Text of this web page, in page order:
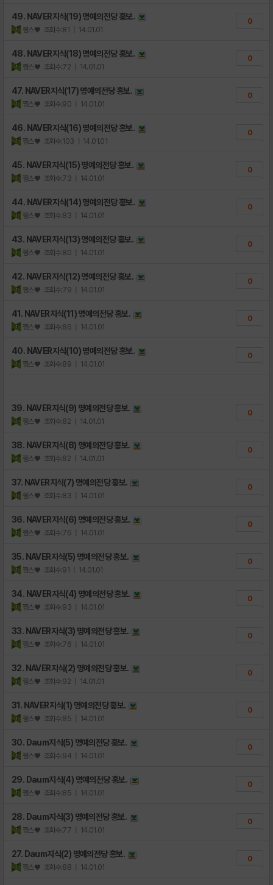
49. NAVER지식(19) 명예의전당 홍보.
쩡스♥ 조회수:81 | 14.01.01
0
48. NAVER지식(18) 명예의전당 홍보.
쩡스♥ 조회수:72 | 14.01.01
0
47. NAVER지식(17) 명예의전당 홍보.
쩡스♥ 조회수:90 | 14.01.01
0
46. NAVER지식(16) 명예의전당 홍보.
쩡스♥ 조회수:103 | 14.01.01
0
45. NAVER지식(15) 명예의전당 홍보.
쩡스♥ 조회수:73 | 14.01.01
0
44. NAVER지식(14) 명예의전당 홍보.
쩡스♥ 조회수:83 | 14.01.01
0
43. NAVER지식(13) 명예의전당 홍보.
쩡스♥ 조회수:80 | 14.01.01
0
42. NAVER지식(12) 명예의전당 홍보.
쩡스♥ 조회수:79 | 14.01.01
0
41. NAVER지식(11) 명예의전당 홍보.
쩡스♥ 조회수:86 | 14.01.01
0
40. NAVER지식(10) 명예의전당 홍보.
쩡스♥ 조회수:89 | 14.01.01
0
39. NAVER지식(9) 명예의전당 홍보.
쩡스♥ 조회수:82 | 14.01.01
0
38. NAVER지식(8) 명예의전당 홍보.
쩡스♥ 조회수:82 | 14.01.01
0
37. NAVER지식(7) 명예의전당 홍보.
쩡스♥ 조회수:83 | 14.01.01
0
36. NAVER지식(6) 명예의전당 홍보.
쩡스♥ 조회수:76 | 14.01.01
0
35. NAVER지식(5) 명예의전당 홍보.
쩡스♥ 조회수:91 | 14.01.01
0
34. NAVER지식(4) 명예의전당 홍보.
쩡스♥ 조회수:93 | 14.01.01
0
33. NAVER지식(3) 명예의전당 홍보.
쩡스♥ 조회수:76 | 14.01.01
0
32. NAVER지식(2) 명예의전당 홍보.
쩡스♥ 조회수:92 | 14.01.01
0
31. NAVER지식(1) 명예의전당 홍보.
쩡스♥ 조회수:85 | 14.01.01
0
30. Daum지식(5) 명예의전당 홍보.
쩡스♥ 조회수:94 | 14.01.01
0
29. Daum지식(4) 명예의전당 홍보.
쩡스♥ 조회수:85 | 14.01.01
0
28. Daum지식(3) 명예의전당 홍보.
쩡스♥ 조회수:77 | 14.01.01
0
27. Daum지식(2) 명예의전당 홍보.
쩡스♥ 조회수:88 | 14.01.01
0